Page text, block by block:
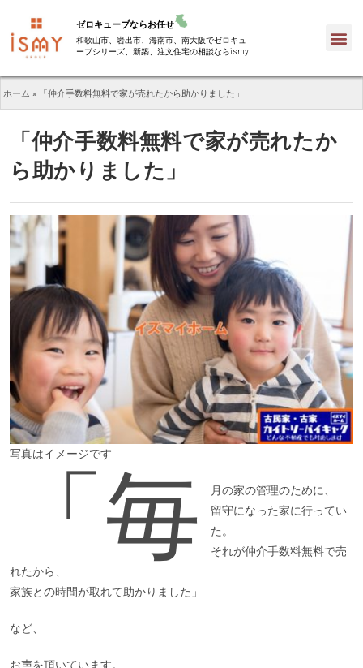
ゼロキューブならお任せ
和歌山市、岩出市、海南市、南大阪でゼロキュ
ーブシリーズ、新築、注文住宅の相談ならismy
ホーム » 「仲介手数料無料で家が売れたから助かりました」
「仲介手数料無料で家が売れたか
ら助かりました」
写真はイメージです
「毎
月の家の管理のために、
留守になった家に行ってい
た。
それが仲介手数料無料で売
れたから、
家族との時間が取れて助かりました」
など、